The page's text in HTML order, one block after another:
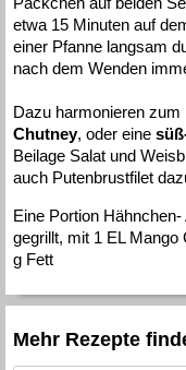
etwa 15 Minuten auf
einer Pfanne langsam
nach dem Wenden
Dazu harmonieren
Chutney, oder eine
Beilage Salat und
auch Putenbrustfilet
Eine Portion
gegrillt, mit 1 EL
g Fett
Mehr Rezepte